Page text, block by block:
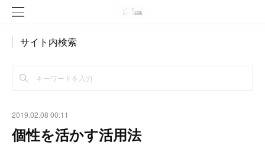
サイト内検索
2019.02.08 00:11
個性を活かす活用法